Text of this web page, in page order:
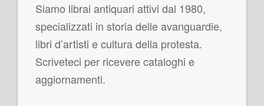
Siamo librai antiquari attivi dal 1980,
specializzati in storia delle avanguardie,
libri d’artisti e cultura della protesta.
Scriveteci per ricevere cataloghi e
aggiornamenti.